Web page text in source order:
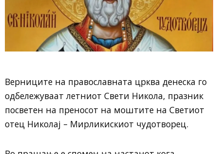
Верниците на православната црква денеска го
одбележуваат летниот Свети Никола, празник
посветен на преносот на моштите на Светиот
отец Николај – Мирликискиот чудотворец.